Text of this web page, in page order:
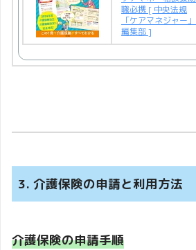
職必携 [ 中央法規
「ケアマネジャー」
編集部 ]
3. 介護保険の申請と利用方法
介護保険の申請手順